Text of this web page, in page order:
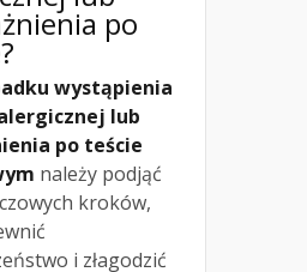
po
wystąpienia
lub
po teście
należy podjąć
kroków,
i złagodzić